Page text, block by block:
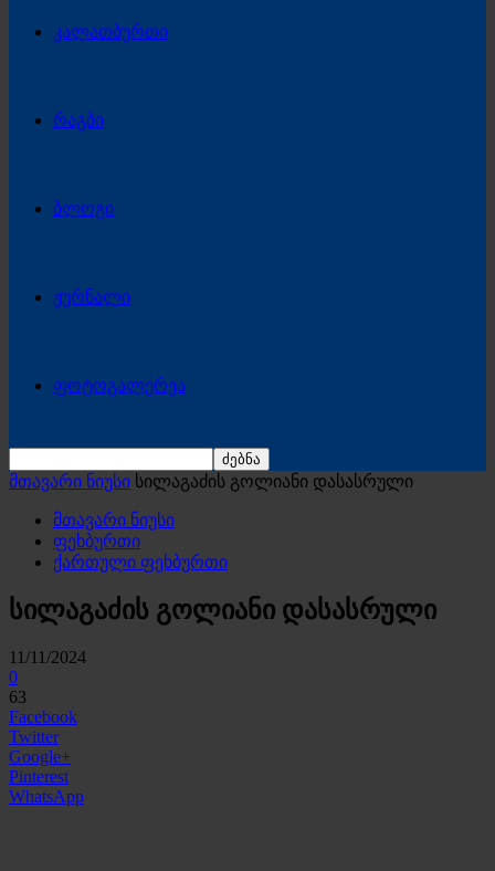
კალათბურთი
რაგბი
ბლოგი
ჟურნალი
ფოტოგალერეა
მთავარი ნიუსი სილაგაძის გოლიანი დასასრული
მთავარი ნიუსი
ფეხბურთი
ქართული ფეხბურთი
სილაგაძის გოლიანი დასასრული
11/11/2024
0
63
Facebook
Twitter
Google+
Pinterest
WhatsApp